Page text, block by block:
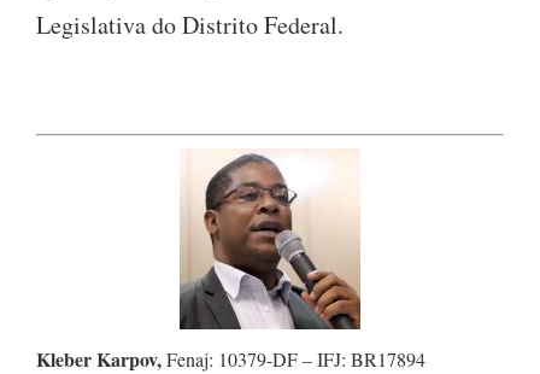
Legislativa do Distrito Federal.
Kleber Karpov,Fenaj: 10379-DF – IFJ: BR17894